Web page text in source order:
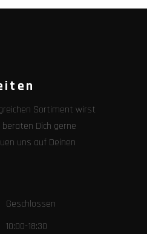
Sortiment wirst
Dich gerne
uns auf Deinen
18:30